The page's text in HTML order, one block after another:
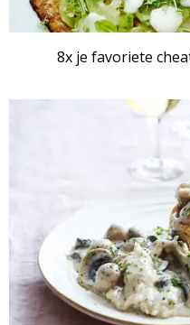
8x je favoriete